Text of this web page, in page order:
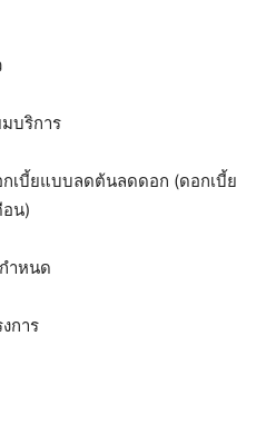
บริการ
เบี้ยแบบลดต้นลดดอก (ดอกเบี้ย
อน)
ำหนด
การ